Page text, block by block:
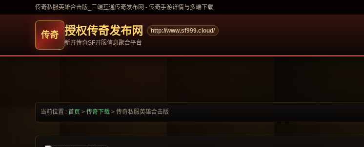
传奇私服英雄合击版_三端互通传奇发布网 - 传奇手游详情与多端下载
授权传奇发布网
http://www.sf999.cloud/
新开传奇SF开服信息聚合平台
当前位置 : 首页 > 传奇下载 > 传奇私服英雄合击版